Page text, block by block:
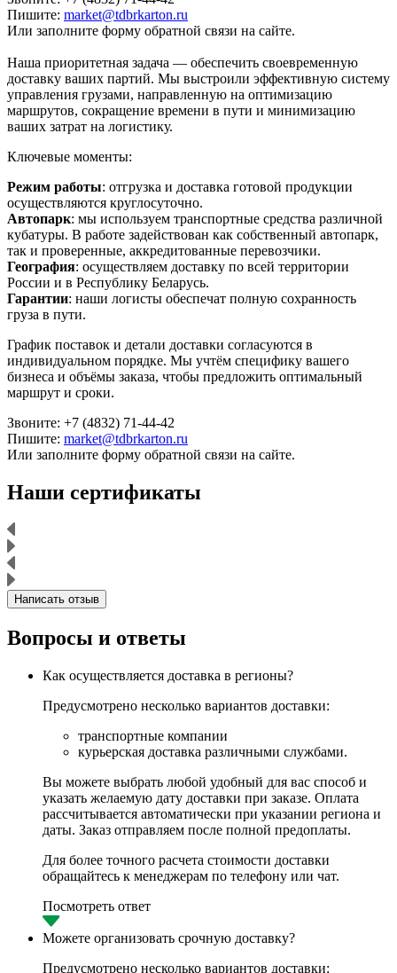
Пишите: market@tdbrkarton.ru
Или заполните форму обратной связи на сайте.
Наша приоритетная задача — обеспечить своевременную
доставку ваших партий. Мы выстроили эффективную систему
управления грузами, направленную на оптимизацию
маршрутов, сокращение времени в пути и минимизацию
ваших затрат на логистику.
Ключевые моменты:
Режим работы: отгрузка и доставка готовой продукции
осуществляются круглосуточно.
Автопарк: мы используем транспортные средства различной
кубатуры. В работе задействован как собственный автопарк,
так и проверенные, аккредитованные перевозчики.
География: осуществляем доставку по всей территории
России и в Республику Беларусь.
Гарантии: наши логисты обеспечат полную сохранность
груза в пути.
График поставок и детали доставки согласуются в
индивидуальном порядке. Мы учтём специфику вашего
бизнеса и объёмы заказа, чтобы предложить оптимальный
маршрут и сроки.
Звоните: +7 (4832) 71-44-42
Пишите: market@tdbrkarton.ru
Или заполните форму обратной связи на сайте.
Наши сертификаты
Написать отзыв
Вопросы и ответы
Как осуществляется доставка в регионы?
Предусмотрено несколько вариантов доставки:
транспортные компании
курьерская доставка различными службами.
Вы можете выбрать любой удобный для вас способ и
указать желаемую дату доставки при заказе. Оплата
рассчитывается автоматически при указании региона и
даты. Заказ отправляем после полной предоплаты.
Для более точного расчета стоимости доставки
обращайтесь к менеджерам по телефону или чат.
Посмотреть ответ
Можете организовать срочную доставку?
Предусмотрено несколько вариантов доставки: